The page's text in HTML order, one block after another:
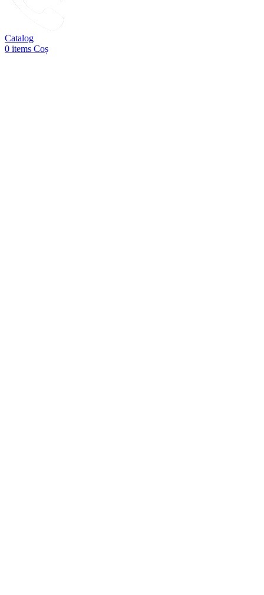
Catalog
0 items Coș